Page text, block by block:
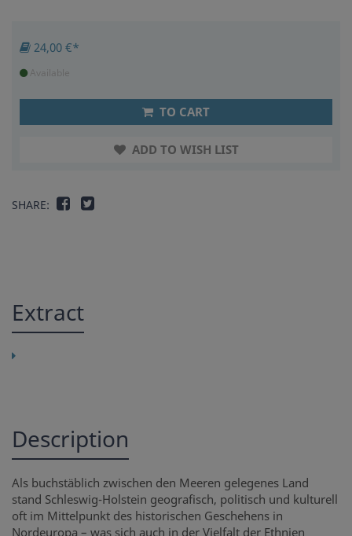
24,00 €*
Available
TO CART
ADD TO WISH LIST
SHARE:
Extract
Description
Als buchstäblich zwischen den Meeren gelegenes Land
stand Schleswig-Holstein geografisch, politisch und kulturell
oft im Mittelpunkt des historischen Geschehens in
Nordeuropa – was sich auch in der Vielfalt der Ethnien